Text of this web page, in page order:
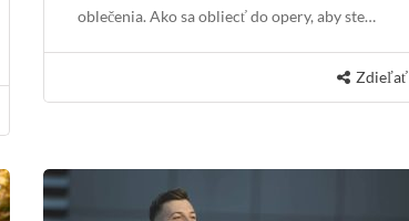
oblečenia. Ako sa obliecť do opery, aby ste…
Zdieľať